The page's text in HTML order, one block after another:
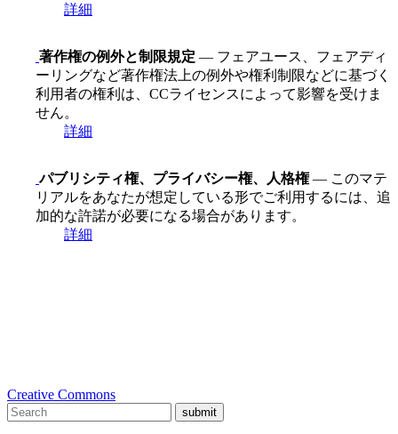
詳細
著作権の例外と制限規定 — フェアユース、フェアディ
ーリングなど著作権法上の例外や権利制限などに基づく
利用者の権利は、CCライセンスによって影響を受けま
せん。
詳細
パブリシティ権、プライバシー権、人格権— このマテ
リアルをあなたが想定している形でご利用するには、追
加的な許諾が必要になる場合があります。
詳細
Creative Commons
submit